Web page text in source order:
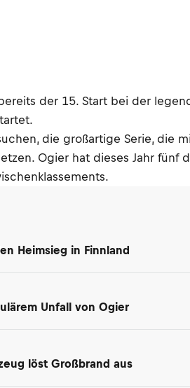
der 15. Start bei der
die großartige Serie, die
Ogier hat dieses Jahr fünf
Heimsieg in Finnland
Unfall von Ogier
löst Großbrand aus